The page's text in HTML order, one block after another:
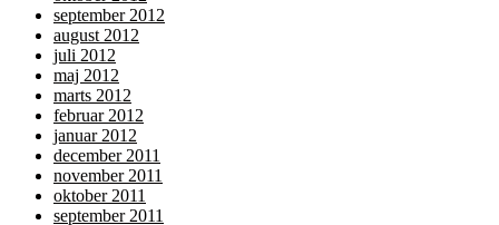
september 2012
august 2012
juli 2012
maj 2012
marts 2012
februar 2012
januar 2012
december 2011
november 2011
oktober 2011
september 2011